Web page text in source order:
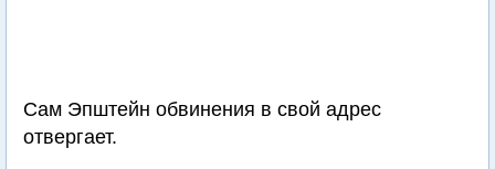
Сам Эпштейн обвинения в свой адрес
отвергает.